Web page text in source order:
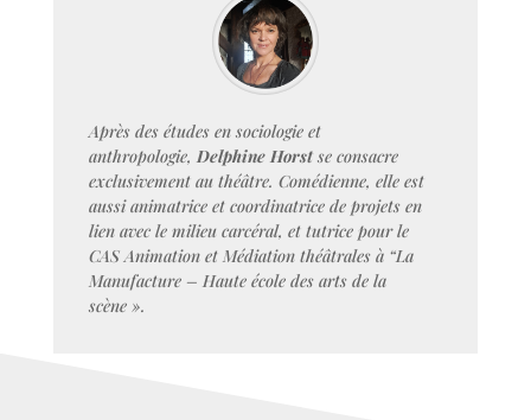
Après des études en sociologie et
anthropologie, Delphine Horstse consacre
exclusivement au théâtre. Comédienne, elle est
aussi animatrice et coordinatrice de projets en
lien avec le milieu carcéral, et tutrice pour le
CAS Animation et Médiation théâtrales à “La
Manufacture – Haute école des arts de la
scène ».